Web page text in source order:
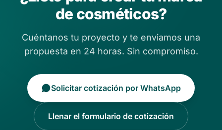
de cosméticos?
Cuéntanos tu proyecto y te enviamos una
propuesta en 24 horas. Sin compromiso.
Solicitar cotización por WhatsApp
Llenar el formulario de cotización